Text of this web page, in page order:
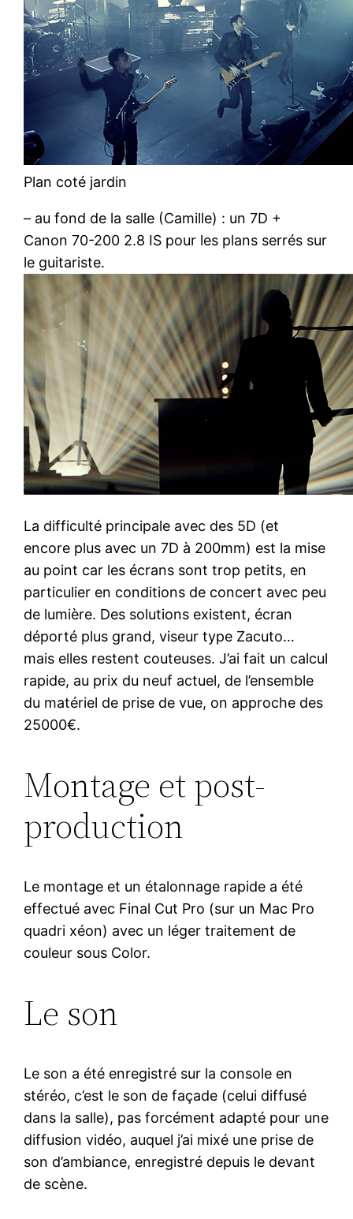
Plan coté jardin
– au fond de la salle (Camille) : un 7D +
Canon 70-200 2.8 IS pour les plans serrés sur
le guitariste.
La difficulté principale avec des 5D (et
encore plus avec un 7D à 200mm) est la mise
au point car les écrans sont trop petits, en
particulier en conditions de concert avec peu
de lumière. Des solutions existent, écran
déporté plus grand, viseur type Zacuto…
mais elles restent couteuses. J’ai fait un calcul
rapide, au prix du neuf actuel, de l’ensemble
du matériel de prise de vue, on approche des
25000€.
Montage et post-
production
Le montage et un étalonnage rapide a été
effectué avec Final Cut Pro (sur un Mac Pro
quadri xéon) avec un léger traitement de
couleur sous Color.
Le son
Le son a été enregistré sur la console en
stéréo, c’est le son de façade (celui diffusé
dans la salle), pas forcément adapté pour une
diffusion vidéo, auquel j’ai mixé une prise de
son d’ambiance, enregistré depuis le devant
de scène.